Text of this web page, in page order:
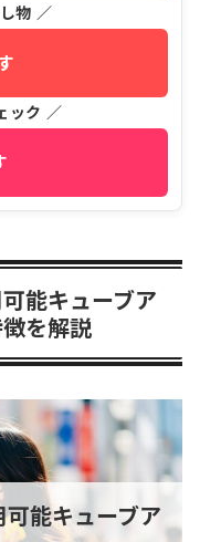
物 ／
ック ／
能キューブア
を解説
能キューブア